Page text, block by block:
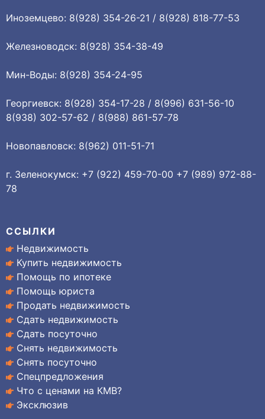
Иноземцево: 8(928) 354-26-21 / 8(928) 818-77-53
Железноводск: 8(928) 354-38-49
Мин-Воды: 8(928) 354-24-95
Георгиевск: 8(928) 354-17-28 / 8(996) 631-56-10
8(938) 302-57-62 / 8(988) 861-57-78
Новопавловск: 8(962) 011-51-71
г. Зеленокумск: +7 (922) 459-70-00 +7 (989) 972-88-
78
ССЫЛКИ
Недвижимость
Купить недвижимость
Помощь по ипотеке
Помощь юриста
Продать недвижимость
Сдать недвижимость
Сдать посуточно
Снять недвижимость
Снять посуточно
Спецпредложения
Что с ценами на КМВ?
Эксклюзив